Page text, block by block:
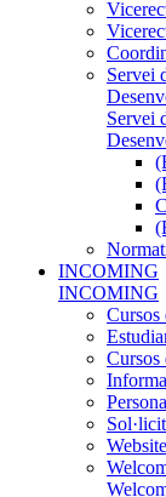
Servei
Servei
INCOMING
INCOMING
Cursos
Cursos